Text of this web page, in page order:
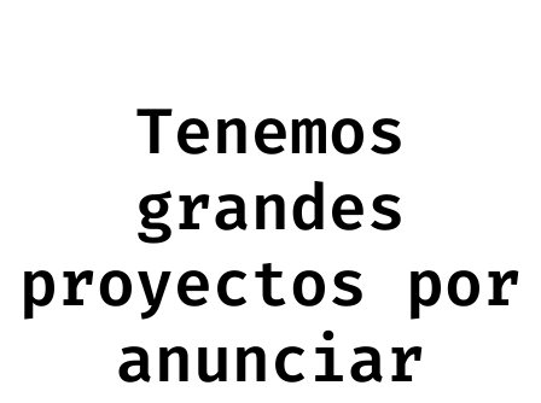
Tenemos
grandes
proyectos por
anunciar